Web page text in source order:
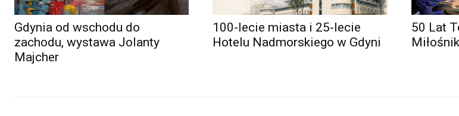
Gdynia od wschodu do
zachodu, wystawa Jolanty
Majcher
100-lecie miasta i 25-lecie
Hotelu Nadmorskiego w Gdyni
50 Lat